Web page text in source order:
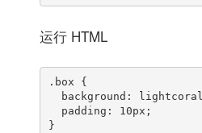
运行 HTML
.box {
}